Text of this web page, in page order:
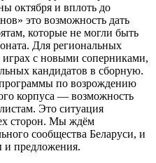
октября и вплоть до
это возможность дать
которые не могли быть
Для региональных
с новыми соперниками,
кандидатов в сборную.
программы по возрождению
корпуса — возможность
Это ситуация
сторон. Мы ждём
сообщества Беларуси, и
и предложения.